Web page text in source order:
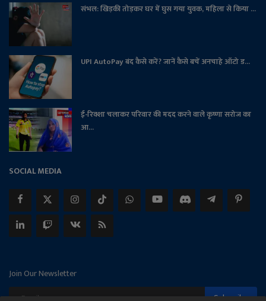
संभल: खिड़की तोड़कर घर में घुस गया युवक, महिला से किया ...
UPI AutoPay बंद कैसे करें? जानें कैसे बचें अनचाहे ऑटो ड...
ई-रिक्शा चलाकर परिवार की मदद करने वाले कृष्णा सरोज का
आ...
SOCIAL MEDIA
Join Our Newsletter
Subscribe